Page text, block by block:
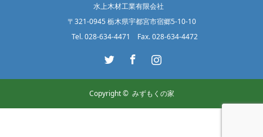
水上木材工業有限会社
〒321-0945 栃木県宇都宮市宿郷5-10-10
Tel. 028-634-4471 Fax. 028-634-4472
Copyright © みずもくの家